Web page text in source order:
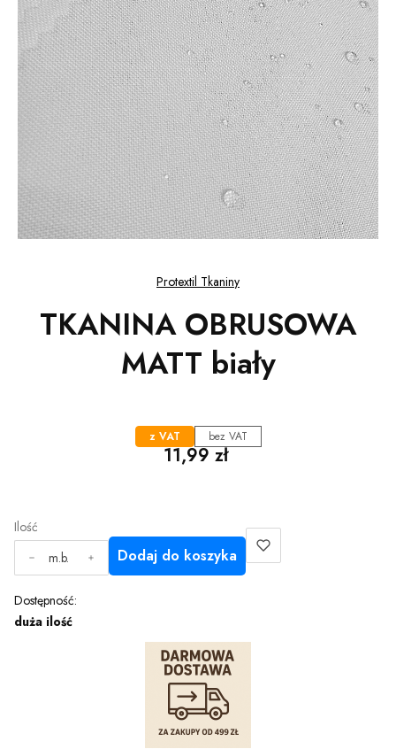
Protextil Tkaniny
TKANINA OBRUSOWA
MATT biały
z VAT bez VAT
Cena
11,99 zł
Ilość
m.b.
Dodaj do koszyka
Dostępność:
duża ilość